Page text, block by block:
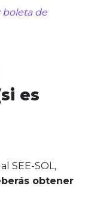
boleta de
es
SEE-SOL,
obtener